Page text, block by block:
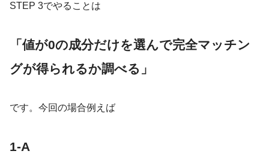
STEP 3でやることは
「値が0の成分だけを選んで完全マッチン
グが得られるか調べる」
です。今回の場合例えば
1-A